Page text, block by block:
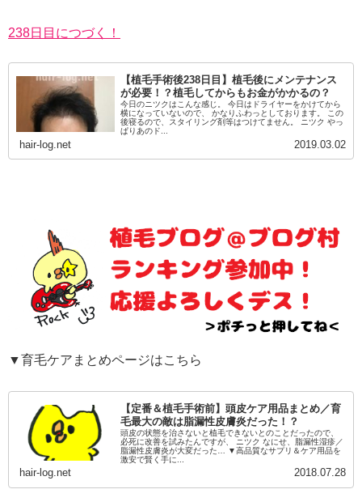
238日目につづく！
【植毛手術後238日目】植毛後にメンテナンス
が必要！？植毛してからもお金がかかるの？
今日のニツクはこんな感じ。 今日はドライヤーをかけてから
横になっていないので、 かなりふわっとしております。 この
後寝るので、スタイリング剤等はつけてません。 ニツク やっ
ぱりあのド...
hair-log.net 2019.03.02
▼育毛ケアまとめページはこちら
【定番＆植毛手術前】頭皮ケア用品まとめ／育
毛最大の敵は脂漏性皮膚炎だった！？
頭皮の状態を治さないと植毛できないとのことだったので、
必死に改善を試みたんですが、 ニツク なにせ、脂漏性湿疹／
脂漏性皮膚炎が大変だった… ▼高品質なサプリ＆ケア用品を
激安で賢く手に...
hair-log.net 2018.07.28